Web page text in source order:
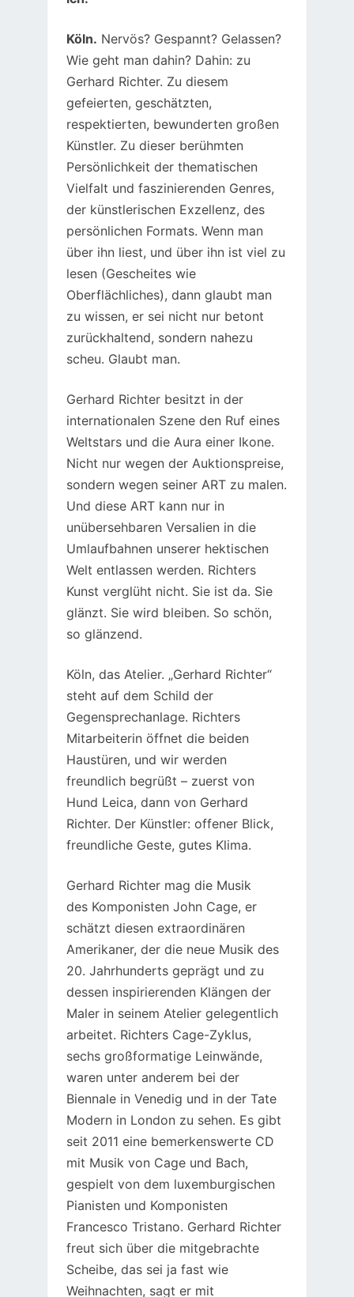
Köln. Nervös? Gespannt? Gelassen?
Wie geht man dahin? Dahin: zu
Gerhard Richter. Zu diesem
gefeierten, geschätzten,
respektierten, bewunderten großen
Künstler. Zu dieser berühmten
Persönlichkeit der thematischen
Vielfalt und faszinierenden Genres,
der künstlerischen Exzellenz, des
persönlichen Formats. Wenn man
über ihn liest, und über ihn ist viel zu
lesen (Gescheites wie
Oberflächliches), dann glaubt man
zu wissen, er sei nicht nur betont
zurückhaltend, sondern nahezu
scheu. Glaubt man.
Gerhard Richter besitzt in der
internationalen Szene den Ruf eines
Weltstars und die Aura einer Ikone.
Nicht nur wegen der Auktionspreise,
sondern wegen seiner ART zu malen.
Und diese ART kann nur in
unübersehbaren Versalien in die
Umlaufbahnen unserer hektischen
Welt entlassen werden. Richters
Kunst verglüht nicht. Sie ist da. Sie
glänzt. Sie wird bleiben. So schön,
so glänzend.
Köln, das Atelier. „Gerhard Richter“
steht auf dem Schild der
Gegensprechanlage. Richters
Mitarbeiterin öffnet die beiden
Haustüren, und wir werden
freundlich begrüßt – zuerst von
Hund Leica, dann von Gerhard
Richter. Der Künstler: offener Blick,
freundliche Geste, gutes Klima.
Gerhard Richter mag die Musik
des Komponisten John Cage, er
schätzt diesen extraordinären
Amerikaner, der die neue Musik des
20. Jahrhunderts geprägt und zu
dessen inspirierenden Klängen der
Maler in seinem Atelier gelegentlich
arbeitet. Richters Cage-Zyklus,
sechs großformatige Leinwände,
waren unter anderem bei der
Biennale in Venedig und in der Tate
Modern in London zu sehen. Es gibt
seit 2011 eine bemerkenswerte CD
mit Musik von Cage und Bach,
gespielt von dem luxemburgischen
Pianisten und Komponisten
Francesco Tristano. Gerhard Richter
freut sich über die mitgebrachte
Scheibe, das sei ja fast wie
Weihnachten, sagt er mit